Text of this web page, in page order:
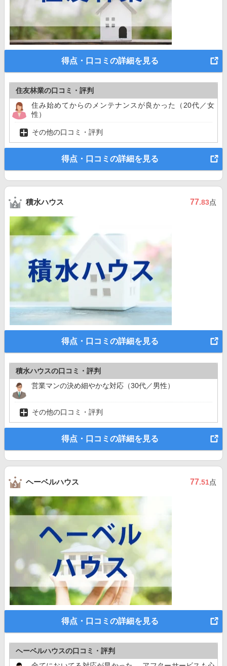
得点・口コミの詳細を見る
住友林業の口コミ・評判
住み始めてからのメンテナンスが良かった（20代／女
性）
その他の口コミ・評判
得点・口コミの詳細を見る
積水ハウス 77.83点
得点・口コミの詳細を見る
積水ハウスの口コミ・評判
営業マンの決め細やかな対応（30代／男性）
その他の口コミ・評判
得点・口コミの詳細を見る
ヘーベルハウス 77.51点
得点・口コミの詳細を見る
ヘーベルハウスの口コミ・評判